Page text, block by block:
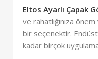
Eltos Ayarlı Çapak
ve rahatlığınıza
bir seçenektir.
kadar birçok